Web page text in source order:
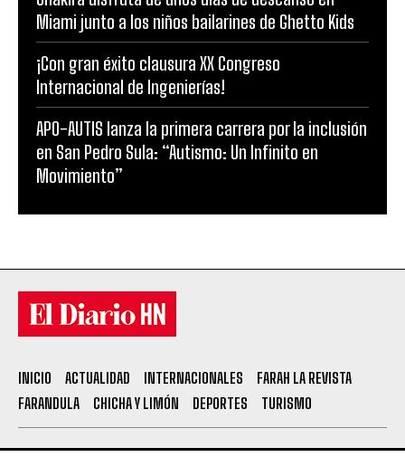
Miami junto a los niños bailarines de Ghetto Kids
¡Con gran éxito clausura XX Congreso
Internacional de Ingenierías!
APO-AUTIS lanza la primera carrera por la inclusión
en San Pedro Sula: “Autismo: Un Infinito en
Movimiento”
INICIO ACTUALIDAD INTERNACIONALES
FARAH LA REVISTA
FARANDULA
CHICHA Y LIMÓN DEPORTES TURISMO